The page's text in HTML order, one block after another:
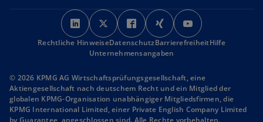
w
i
r
d
n
e
i
w
i
r
d
n
e
i
w
i
r
d
n
e
i
w
i
r
i
n
e
i
i
r
n
e
i
Rechtliche HinweiseDatenschutzBarrierefreiheitHilfe
Unternehmensangaben
© 2026 KPMG AG Wirtschaftsprüfungsgesellschaft, eine
Aktiengesellschaft nach deutschem Recht und ein Mitglied der
globalen KPMG-Organisation unabhängiger Mitgliedsfirmen, die
KPMG International Limited, einer Private English Company Limited